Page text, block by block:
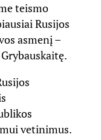
teismo
Rusijos
asmenį –
vetinimus.